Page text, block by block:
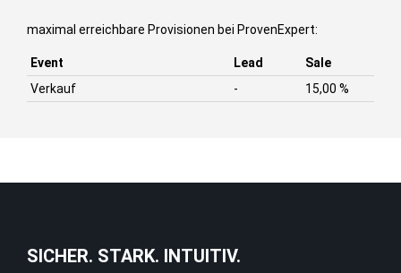
maximal erreichbare Provisionen bei ProvenExpert:
Event Lead
Sale
Verkauf
- 15,00 %
SICHER. STARK. INTUITIV.